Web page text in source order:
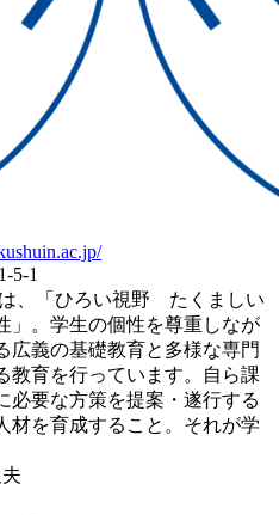
5-1
、「ひろい視野 たくましい
。学生の個性を尊重しなが
広義の基礎教育と多様な専門
教育を行っています。自ら課
必要な方策を提案・遂行する
材を育成すること。それが学